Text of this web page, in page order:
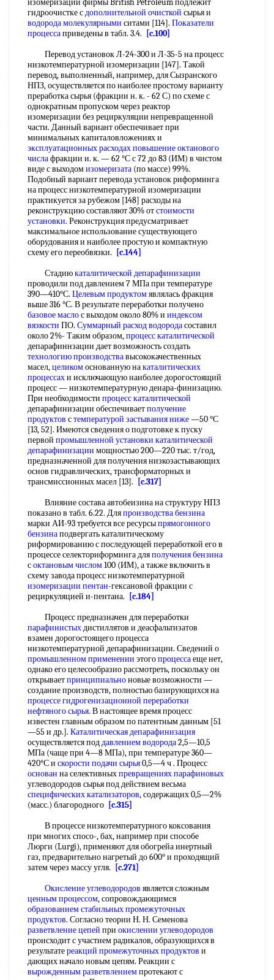
изомеризации фирмы British Petroleum подлежит
гидроочистке сдополнительной очисткой сырья и
водорода молекулярными ситами [114]. Показатели
процессаприведены в табл. 3.4.
[c.100]
Перевод установок Л-24-300 и Л-35-5 на процесс
низкотемпературной изомеризации [147]. Такой
перевод, выполненный, например, для Сызранского
НПЗ, осуществляется по наиболее простому варианту
преработка сырья (фракции н. к. - 62 С) по схеме с
однократным пропуском через реактор
изомеризации без рециркуляции непревращенной
части. Данный вариант обеспечивает при
минимальных капиталовложениях и
эксплуатационных расходахповышение октанового
числафракции и. к. — 62 °С с 72 до 83 (ИМ) в чистом
виде с выходомизомеризата (по массе) 99%.
Подобный вариант перевода установок риформинга
на процесс низкотемпературной изомеризации
практикуется за рубежом [148] расходы на
реконструкцию составляют 30% отстоимости
установки. Реконструкция предусматривает
максимальное использование существующего
оборудования и наиболее простую и компактную
схему его переобвязки.
[c.144]
Стадиюкаталитической депарафинизации
проводили под давлением 7 МПа при температуре
390—410°С. Целевым продуктомявлялась фракция
выше 316 °С. В результате переработки получено
базовое маслос выходом около 80% и индексом
вязкости ПО. Суммарный расходводородасоставил
около 2%- Таким образом,процесс каталитической
депарафиннзации дает возможность создать
технологию производствавысококачественных
масел,целикомоснованную накаталитических
процессахи исключающую наиболее дорогостоящий
процесс — низкотемпературную деиара-финизацию.
При необходимости процесс каталитической
депарафинизации обеспечиваетполучение
продуктов стемпературой застывания ниже—50 °С
[13, 52]. Имеются сведения о подготовке к пуску
первой промышленной установки каталитической
депарафинизации мощностью 200—220 тыс. т/год,
предназначенной для получения низкозастывающих
основ гидравлических, трансформаторных и
трансмиссионных масел [13].
[c.317]
Влияние состава автобеизина на структуру НПЗ
показано в табл. 6.22. Дляпроизводства бензина
марки АИ-93 требуется все ресурсыпрямогонного
бензинаподвергать каталитическому
риформированию с последующей переработкой его в
процессе селекториформинга дляполучения бензина
соктановым числом100 (ИМ), а также включить в
схему завода процесс низкотемпературной
изомеризации пентан-гексановой фракции с
рециркуляцией и-пентана.
[c.184]
Процесс предназначен для переработки
парафинистыхдистиллятов и деасфальтизатов
взамен дорогостоящего процесса
низкотемпературной депарафинизации. Сведений о
промышленном применении этогопроцессаеще нет,
однако его целесообразио рассмотреть, поскольку он
открываетпринципиальноновые возможности —
создание производств, полностью базирующихся на
процессе гидрогенизационной переработки
нефтяного сырья. В настоящее время процесс
известен главным образом по патентным данным [51
—55 и др.]. Каталитическая депарафинизация
осуществляется поддавлением водорода2,5—10,5
МПа (чаще при 4—8 МПа), при температуре 360—
420°С и скорости подачи сырья0,5—4 ч . Процесс
основан на селективныхпревращениях парафиновых
углеводородов сырья под действием весьма
специфических катализаторов, содержащих 0,5—2%
(масс.) благородного [c.315]
В процессе низкотемпературного коксования
при многих спосо-, бах, например при способе
Люрги (Lurgi), применяют для обогрейа инертный
газ, предварительно нагретый до 600° и проходящий
затем через массу угля.
[c.271]
Окисление углеводородов является сложным
ценным процессом, сопровождающимся
образованием стабильныхпромежуточных
продуктов. Согласно теории Н. Н. Семенова
разветвление цепей при окислении углеводородов
происходит с участием радикалов, образующихся в
результатереакций промежуточных продуктов и
дающих начало новым цепям. Реакции с
вырожденным разветвлениемпротекают с